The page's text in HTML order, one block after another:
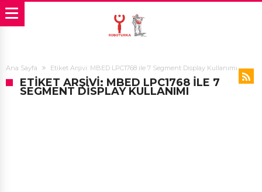
Ana Sayfa Etiket Arşivi: MBED LPC1768 ile 7 Segment Display Kullanımı
ETIKET ARŞIVI: MBED LPC1768 ILE 7
SEGMENT DISPLAY KULLANIMI